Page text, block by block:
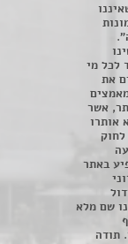
לכל מי
את
אשר
אותרו
השימוש נעשה על פי סעיף 27א לחוק
באתר
שם מלא
תודה